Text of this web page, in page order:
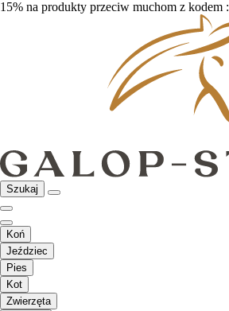
15% na produkty przeciw muchom z kodem :
Szukaj
Koń
Jeździec
Pies
Kot
Zwierzęta